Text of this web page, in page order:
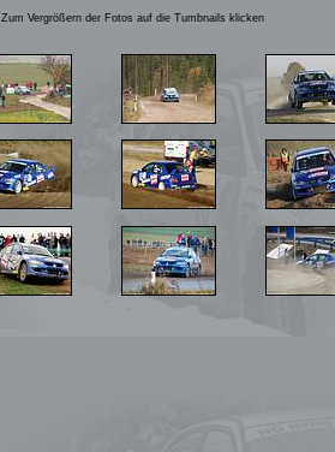
Zum Vergrößern der Fotos auf die Tumbnails klicken